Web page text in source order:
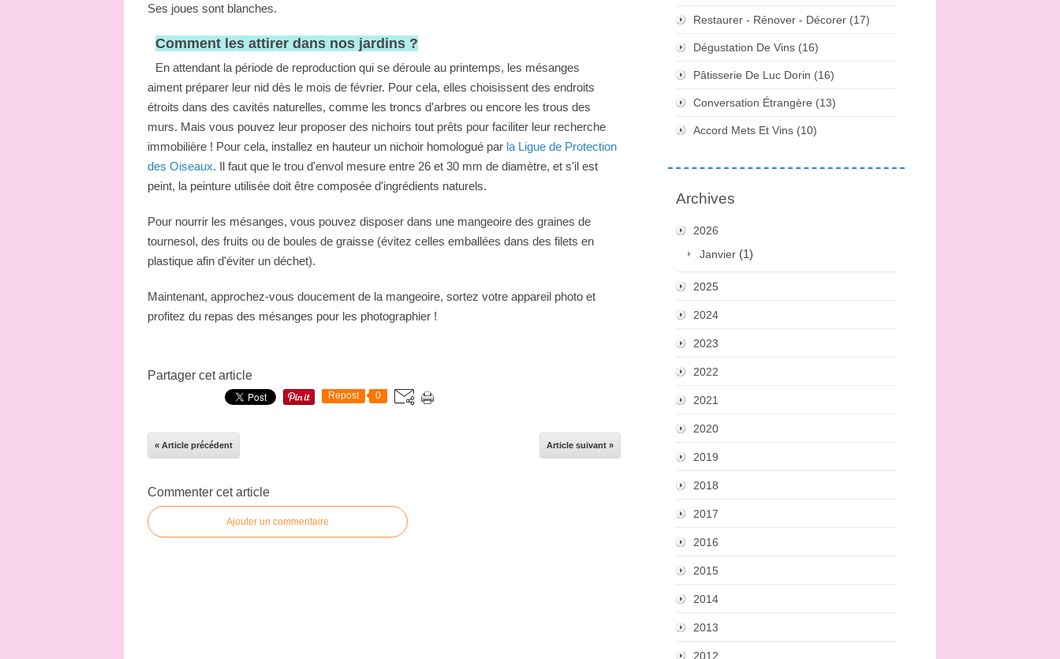
Ses joues sont blanches.
Comment les attirer dans nos jardins ?
En attendant la période de reproduction qui se déroule au printemps, les mésanges
aiment préparer leur nid dès le mois de février. Pour cela, elles choisissent des endroits
étroits dans des cavités naturelles, comme les troncs d'arbres ou encore les trous des
murs. Mais vous pouvez leur proposer des nichoirs tout prêts pour faciliter leur recherche
immobilière ! Pour cela, installez en hauteur un nichoir homologué par la Ligue de Protection
des Oiseaux. Il faut que le trou d'envol mesure entre 26 et 30 mm de diamètre, et s'il est
peint, la peinture utilisée doit être composée d'ingrédients naturels.
Pour nourrir les mésanges, vous pouvez disposer dans une mangeoire des graines de
tournesol, des fruits ou de boules de graisse (évitez celles emballées dans des filets en
plastique afin d'éviter un déchet).
Maintenant, approchez-vous doucement de la mangeoire, sortez votre appareil photo et
profitez du repas des mésanges pour les photographier !
Partager cet article
Repost 0
« Article précédent Article suivant »
Commenter cet article
Ajouter un commentaire
Restaurer - Rénover - Décorer (17)
Dégustation De Vins (16)
Pâtisserie De Luc Dorin (16)
Conversation Étrangère (13)
Accord Mets Et Vins (10)
Archives
2026
Janvier (1)
2025
2024
2023
2022
2021
2020
2019
2018
2017
2016
2015
2014
2013
2012